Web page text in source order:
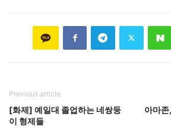
Previous article
[화제] 예일대 졸업하는 네쌍둥
이 형제들
아마존